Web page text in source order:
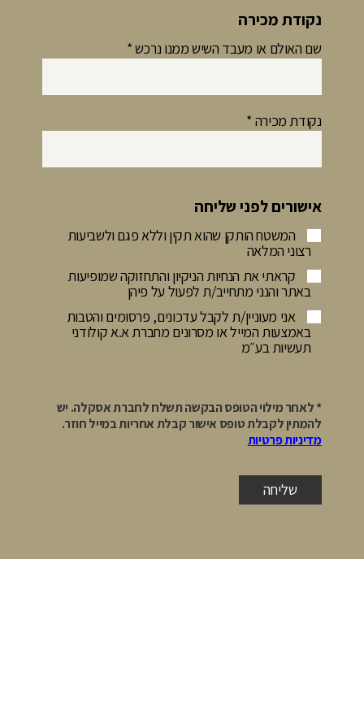
נקודת מכירה
נקודת מכירה *
שם האולם או מעבד השיש ממנו נרכש*
אישורים לפני שליחה
המשטח הותקן שהוא תקין וללא פגם ולשביעות
רצוני המלאה
קראתי את הנחיות הניקיון והתחזוקה שמופיעות
באתר והנני מתחייב/ת לפעול על פיהן
אני מעוניין/ת לקבל עדכונים, פרסומים והטבות
באמצעות המייל או מסרונים מחברת א.א קולודני
תעשיות בע״מ
* לאחר מילוי הטופס הבקשה תשלח לחברת אסקלה. יש
להמתין לקבלת טופס אישור קבלת אחריות במייל חוזר.
מדיניות פרטיות